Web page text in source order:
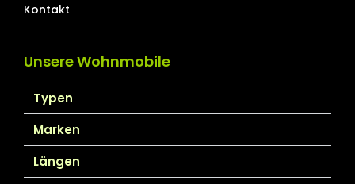
Kontakt
Unsere Wohnmobile
Typen
Marken
Längen